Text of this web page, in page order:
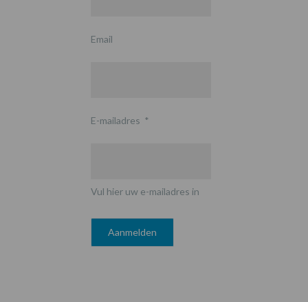
Email
E-mailadres *
Vul hier uw e-mailadres in